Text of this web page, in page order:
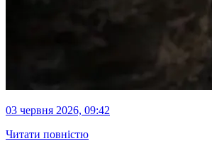
03 червня 2026, 09:42
Читати повністю